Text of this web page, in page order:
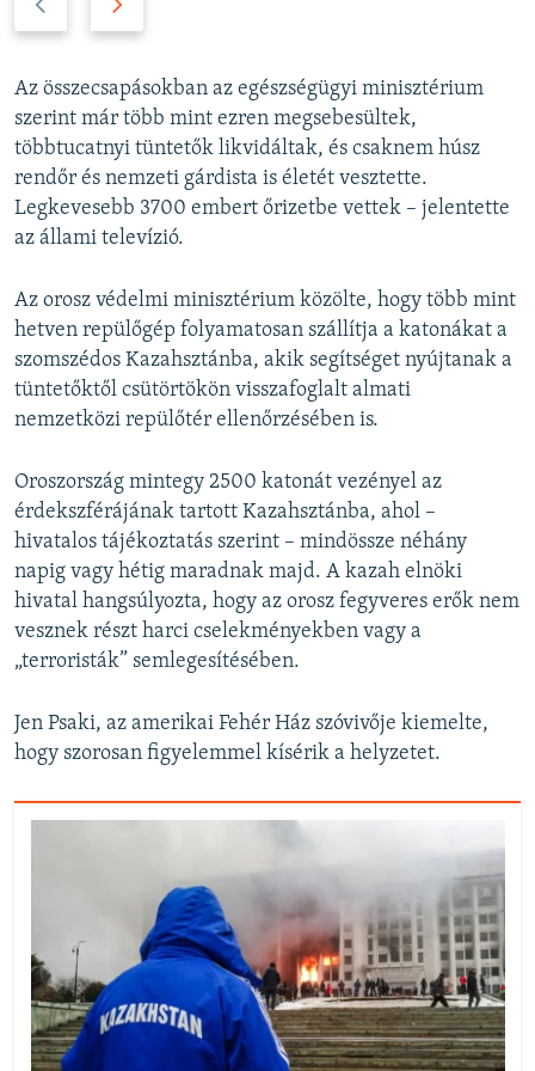
v
i
o
u
s
s
i
d
e
t
s
l
i
d
e
Az összecsapásokban az egészségügyi minisztérium
szerint már több mint ezren megsebesültek,
többtucatnyi tüntetők likvidáltak, és csaknem húsz
rendőr és nemzeti gárdista is életét vesztette.
Legkevesebb 3700 embert őrizetbe vettek – jelentette
az állami televízió.
Az orosz védelmi minisztérium közölte, hogy több mint
hetven repülőgép folyamatosan szállítja a katonákat a
szomszédos Kazahsztánba, akik segítséget nyújtanak a
tüntetőktől csütörtökön visszafoglalt almati
nemzetközi repülőtér ellenőrzésében is.
Oroszország mintegy 2500 katonát vezényel az
érdekszférájának tartott Kazahsztánba, ahol –
hivatalos tájékoztatás szerint – mindössze néhány
napig vagy hétig maradnak majd. A kazah elnöki
hivatal hangsúlyozta, hogy az orosz fegyveres erők nem
vesznek részt harci cselekményekben vagy a
„terroristák” semlegesítésében.
Jen Psaki, az amerikai Fehér Ház szóvivője kiemelte,
hogy szorosan figyelemmel kísérik a helyzetet.